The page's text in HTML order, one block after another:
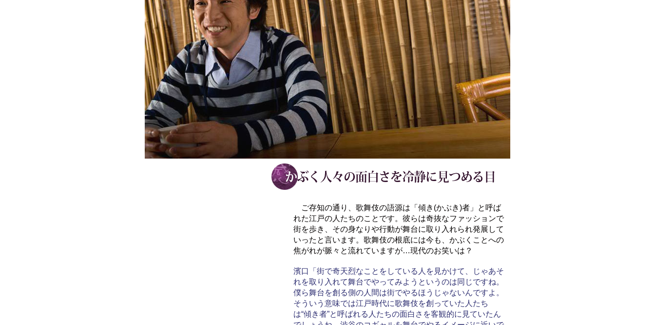
ご存知の通り、歌舞伎の語源は「傾き(かぶき)者」と呼ば
れた江戸の人たちのことです。彼らは奇抜なファッションで
街を歩き、その身なりや行動が舞台に取り入れられ発展して
いったと言います。歌舞伎の根底には今も、かぶくことへの
焦がれが脈々と流れていますが…現代のお笑いは？
濱口「街で奇天烈なことをしている人を見かけて、じゃあそ
れを取り入れて舞台でやってみようというのは同じですね。
僕ら舞台を創る側の人間は街でやるほうじゃないんですよ。
そういう意味では江戸時代に歌舞伎を創っていた人たち
は“傾き者”と呼ばれる人たちの面白さを客観的に見ていたん